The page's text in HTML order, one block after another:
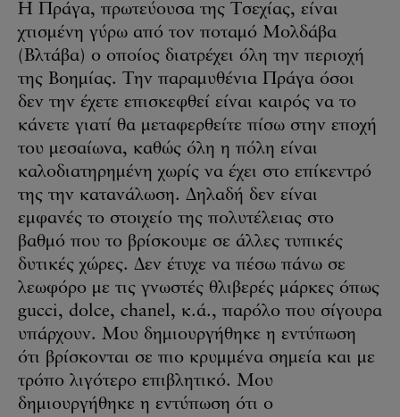
Η Πράγα, πρωτεύουσα της Τσεχίας, είναι
χτισμένη γύρω από τον ποταμό Μολδάβα
(Βλτάβα) ο οποίος διατρέχει όλη την περιοχή
της Βοημίας. Την παραμυθένια Πράγα όσοι
δεν την έχετε επισκεφθεί είναι καιρός να το
κάνετε γιατί θα μεταφερθείτε πίσω στην εποχή
του μεσαίωνα, καθώς όλη η πόλη είναι
καλοδιατηρημένη χωρίς να έχει στο επίκεντρό
της την κατανάλωση. Δηλαδή δεν είναι
εμφανές το στοιχείο της πολυτέλειας στο
βαθμό που το βρίσκουμε σε άλλες τυπικές
δυτικές χώρες. Δεν έτυχε να πέσω πάνω σε
λεωφόρο με τις γνωστές θλιβερές μάρκες όπως
gucci, dolce, chanel, κ.ά., παρόλο που σίγουρα
υπάρχουν. Μου δημιουργήθηκε η εντύπωση
ότι βρίσκονται σε πιο κρυμμένα σημεία και με
τρόπο λιγότερο επιβλητικό. Μου
δημιουργήθηκε η εντύπωση ότι ο